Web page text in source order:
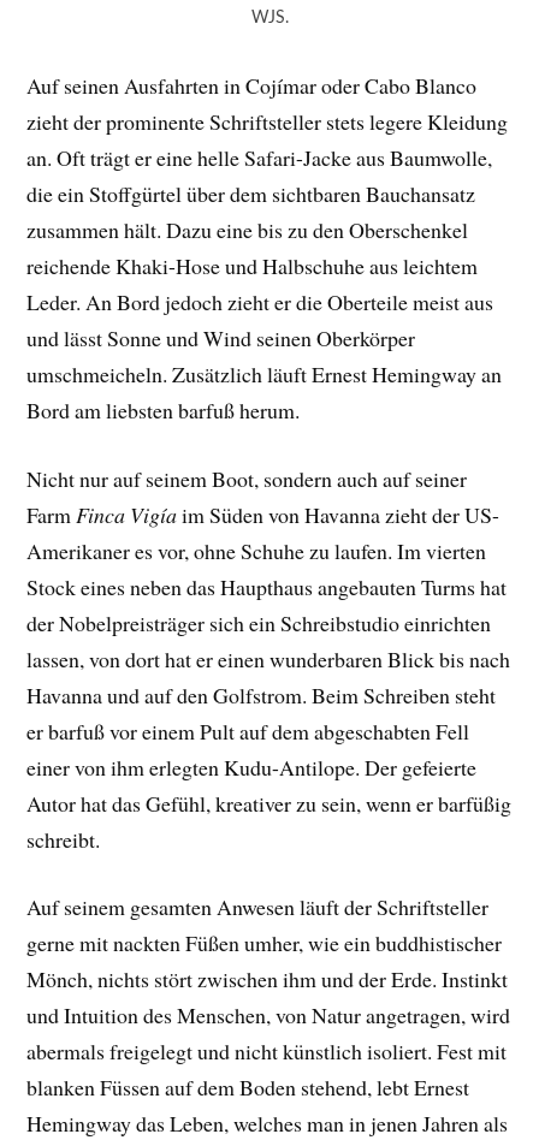
WJS.
Auf seinen Ausfahrten in Cojímar oder Cabo Blanco
zieht der prominente Schriftsteller stets legere Kleidung
an. Oft trägt er eine helle Safari-Jacke aus Baumwolle,
die ein Stoffgürtel über dem sichtbaren Bauchansatz
zusammen hält. Dazu eine bis zu den Oberschenkel
reichende Khaki-Hose und Halbschuhe aus leichtem
Leder. An Bord jedoch zieht er die Oberteile meist aus
und lässt Sonne und Wind seinen Oberkörper
umschmeicheln. Zusätzlich läuft Ernest Hemingway an
Bord am liebsten barfuß herum.
Nicht nur auf seinem Boot, sondern auch auf seiner
Farm Finca Vigíaim Süden von Havanna zieht der US-
Amerikaner es vor, ohne Schuhe zu laufen. Im vierten
Stock eines neben das Haupthaus angebauten Turms hat
der Nobelpreisträger sich ein Schreibstudio einrichten
lassen, von dort hat er einen wunderbaren Blick bis nach
Havanna und auf den Golfstrom. Beim Schreiben steht
er barfuß vor einem Pult auf dem abgeschabten Fell
einer von ihm erlegten Kudu-Antilope. Der gefeierte
Autor hat das Gefühl, kreativer zu sein, wenn er barfüßig
schreibt.
Auf seinem gesamten Anwesen läuft der Schriftsteller
gerne mit nackten Füßen umher, wie ein buddhistischer
Mönch, nichts stört zwischen ihm und der Erde. Instinkt
und Intuition des Menschen, von Natur angetragen, wird
abermals freigelegt und nicht künstlich isoliert. Fest mit
blanken Füssen auf dem Boden stehend, lebt Ernest
Hemingway das Leben, welches man in jenen Jahren als